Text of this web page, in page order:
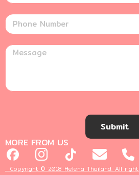
Submit
MORE FROM US
Copyright © 2018 Helena Thailand. All